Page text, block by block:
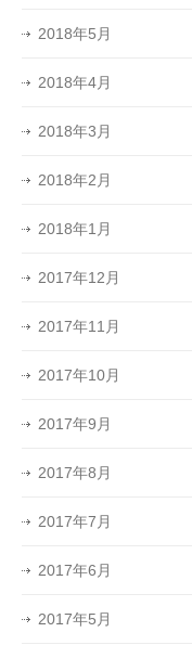
2018年5月
2018年4月
2018年3月
2018年2月
2018年1月
2017年12月
2017年11月
2017年10月
2017年9月
2017年8月
2017年7月
2017年6月
2017年5月